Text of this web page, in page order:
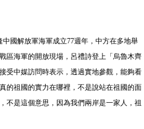
國解放軍海軍成立77週年，中方在多地舉
區海軍的開放現場，呂禮詩登上「烏魯木齊
受中媒訪問時表示，透過實地參觀，能夠看
的祖國的實力在哪裡，不是說站在祖國的面
不是這個意思，因為我們兩岸是一家人，祖